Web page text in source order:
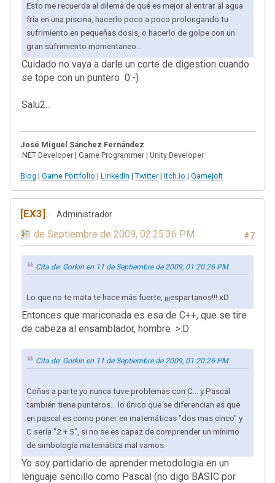
Esto me recuerda al dilema de qué es mejor al entrar al agua
fría en una piscina, hacerlo poco a poco prolongando tu
sufrimiento en pequeñas dosis, o hacerlo de golpe con un
gran sufrimiento momentaneo...
Cuidado no vaya a darle un corte de digestion cuando
se tope con un puntero 0:-)
Salu2...
José Miguel Sánchez Fernández
.NET Developer | Game Programmer | Unity Developer
Blog | Game Portfolio | LinkedIn | Twitter | Itch.io | Gamejolt
[EX3] Administrador
#7
11 de Septiembre de 2009, 02:25:36 PM
Cita de: Gorkin en 11 de Septiembre de 2009, 01:20:26 PM
Lo que no te mata te hace más fuerte, ¡¡¡espartanos!!! xD
Entonces que mariconada es esa de C++, que se tire
de cabeza al ensamblador, hombre >:D
Cita de: Gorkin en 11 de Septiembre de 2009, 01:20:26 PM
Coñas a parte yo nunca tuve problemas con C... y Pascal
también tiene punteros... lo único que se diferencian es que
en pascal es como poner en matemáticas "dos mas cinco" y
C sería "2 + 5", si no se es capaz de comprender un mínimo
de simbología matemática mal vamos.
Yo soy partidario de aprender metodologia en un
lenguaje sencillo como Pascal (no digo BASIC por